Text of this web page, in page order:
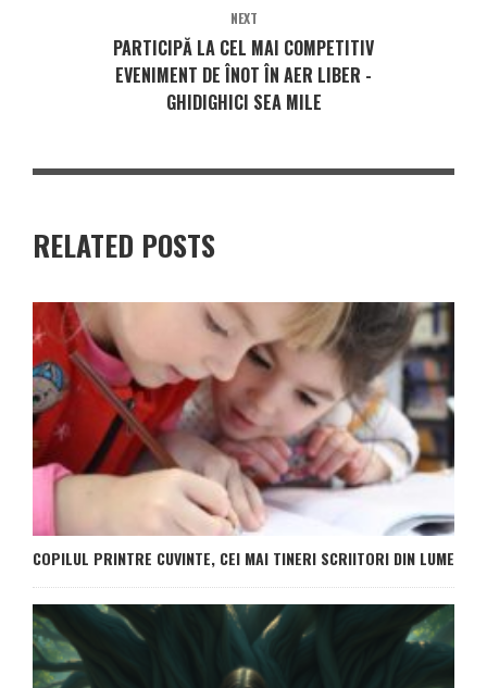
NEXT
PARTICIPĂ LA CEL MAI COMPETITIV
EVENIMENT DE ÎNOT ÎN AER LIBER -
GHIDIGHICI SEA MILE
RELATED POSTS
COPILUL PRINTRE CUVINTE, CEI MAI TINERI SCRIITORI DIN LUME